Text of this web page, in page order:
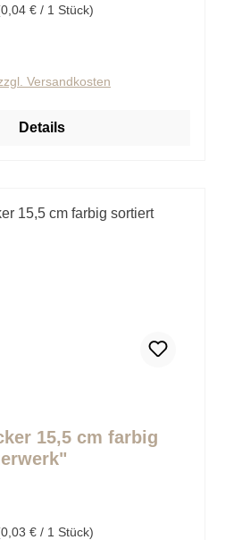
€ / 1 Stück)
Versandkosten
Details
15,5 cm farbig
€ / 1 Stück)